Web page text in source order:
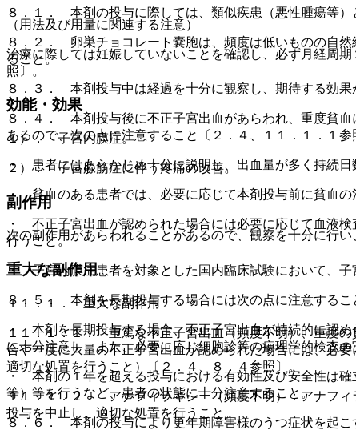
８．１． 本剤の投与に際しては、類似疾患（悪性腫瘍等）
８．２． 卵巣チョコレート嚢胞は、頻度は低いものの自
ること。
８．３． 本剤投与中は経過を十分に観察し、期待する効果
８．４． 本剤投与後に不正子宮出血があらわれ、重度貧
あるので、次の点に注意すること〔２．４、１１．１．１参
・ 患者にはあらかじめ十分に説明し、出血量が多く持続
・ 貧血のある患者では、必要に応じて本剤投与前に貧血の
・ 不正子宮出血が認められた場合には必要に応じて血液
行うこと。
・ 子宮内膜症患者を対象とした国内臨床試験において、子
８．５． 本剤を長期投与する場合には次の点に注意するこ
・ 本剤を長期投与する場合、不正子宮出血が持続的に認
に十分注意し、また、必要に応じ細胞診等の病理学的検査
・ 本剤の１年を超える投与における有効性及び安全性は確
等）等を行うなど、患者の状態に十分注意すること。
８．６． 本剤の投与により更年期障害様のうつ症状を起こ
（用法及び用量に関連する注意）
治療に際しては妊娠していないことを確認し、必ず月経周
照〕。
効能・効果
１）． 子宮内膜症。
２）． 子宮腺筋症に伴う疼痛の改善。
副作用
次の副作用があらわれることがあるので、観察を十分に行
重大な副作用
１１．１． 重大な副作用
１１．１．１． 重篤な不正子宮出血（頻度不明）、重度
合や一度に大量の不正子宮出血が認められた場合には、必
適切な処置を行うこと）〔２．４、８．４参照〕。
１１．１．２． アナフィラキシー（頻度不明）：アナフ
投与を中止し、適切な処置を行うこと。